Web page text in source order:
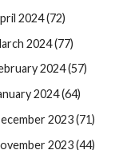
2024 (72)
2024 (77)
2024 (57)
2024 (64)
2023 (71)
2023 (44)